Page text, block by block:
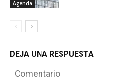
Agenda
DEJA UNA RESPUESTA